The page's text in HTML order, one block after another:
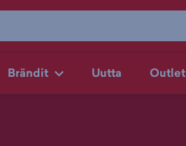
Brändit Uutta Outlet